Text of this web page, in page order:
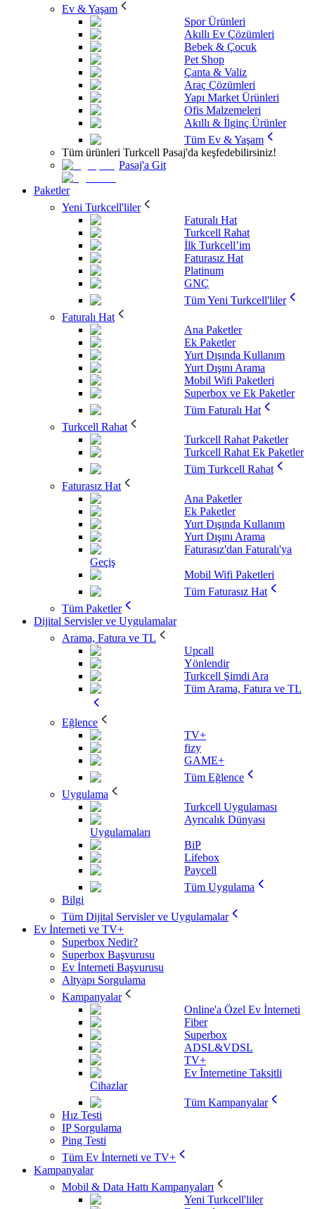
Ev & Yaşam
Spor Ürünleri
Akıllı Ev Çözümleri
Bebek & Çocuk
Pet Shop
Çanta & Valiz
Araç Çözümleri
Yapı Market Ürünleri
Ofis Malzemeleri
Akıllı & İlginç Ürünler
Tüm Ev & Yaşam
Tüm ürünleri Turkcell Pasaj'da keşfedebilirsiniz!
Pasaj'a Git
Paketler
Yeni Turkcell'liler
Faturalı Hat
Turkcell Rahat
İlk Turkcell’im
Faturasız Hat
Platinum
GNÇ
Tüm Yeni Turkcell'liler
Faturalı Hat
Ana Paketler
Ek Paketler
Yurt Dışında Kullanım
Yurt Dışını Arama
Mobil Wifi Paketleri
Superbox ve Ek Paketler
Tüm Faturalı Hat
Turkcell Rahat
Turkcell Rahat Paketler
Turkcell Rahat Ek Paketler
Tüm Turkcell Rahat
Faturasız Hat
Ana Paketler
Ek Paketler
Yurt Dışında Kullanım
Yurt Dışını Arama
Faturasız'dan Faturalı'ya
Geçiş
Mobil Wifi Paketleri
Tüm Faturasız Hat
Tüm Paketler
Dijital Servisler ve Uygulamalar
Arama, Fatura ve TL
Upcall
Yönlendir
Turkcell Şimdi Ara
Tüm Arama, Fatura ve TL
Eğlence
TV+
fizy
GAME+
Tüm Eğlence
Uygulama
Turkcell Uygulaması
Ayrıcalık Dünyası
Uygulamaları
BiP
Lifebox
Paycell
Tüm Uygulama
Bilgi
Tüm Dijital Servisler ve Uygulamalar
Ev İnterneti ve TV+
Superbox Nedir?
Superbox Başvurusu
Ev İnterneti Başvurusu
Altyapı Sorgulama
Kampanyalar
Online'a Özel Ev İnterneti
Fiber
Superbox
ADSL&VDSL
TV+
Ev İnternetine Taksitli
Cihazlar
Tüm Kampanyalar
Hız Testi
IP Sorgulama
Ping Testi
Tüm Ev İnterneti ve TV+
Kampanyalar
Mobil & Data Hattı Kampanyaları
Yeni Turkcell'liler